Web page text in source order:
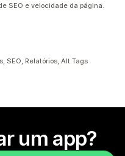
SEO e velocidade da página.
SEO, Relatórios, Alt Tags
um app?